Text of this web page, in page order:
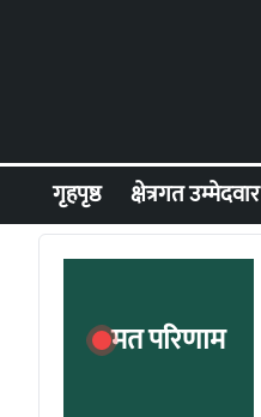
गृहपृष्ठ क्षेत्रगत उम्मेदवार
मत परिणाम